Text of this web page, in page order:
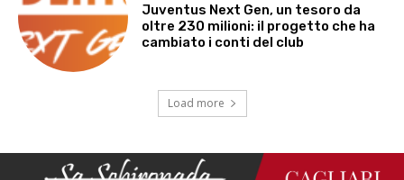
Juventus Next Gen, un tesoro da
oltre 230 milioni: il progetto che ha
cambiato i conti del club
Load more